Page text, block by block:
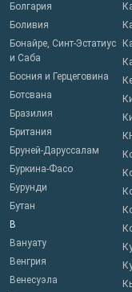
Болгария
Боливия
Бонайре, Синт-Эстатиус
и Саба
Босния и Герцеговина
Ботсвана
Бразилия
Британия
Бруней-Даруссалам
Буркина-Фасо
Бурунди
Бутан
В
Вануату
Венгрия
Венесуэла